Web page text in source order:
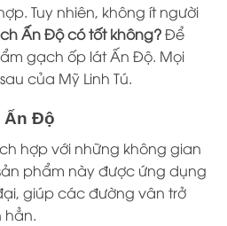
Tuy nhiên, không ít người
Ấn Độ có tốt không?Để
gạch ốp lát Ấn Độ. Mọi
của Mỹ Linh Tú.
Ấn Độ
hợp với những không gian
phẩm này được ứng dụng
giúp các đường vân trở
hẳn.